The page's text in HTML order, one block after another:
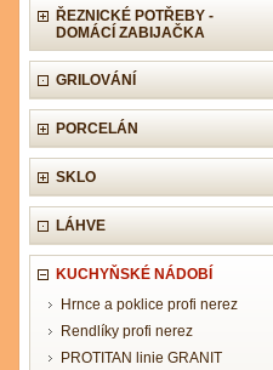
ŘEZNICKÉ POTŘEBY -
DOMÁCÍ ZABIJAČKA
GRILOVÁNÍ
PORCELÁN
SKLO
LÁHVE
KUCHYŇSKÉ NÁDOBÍ
Hrnce a poklice profi nerez
Rendlíky profi nerez
PROTITAN linie GRANIT